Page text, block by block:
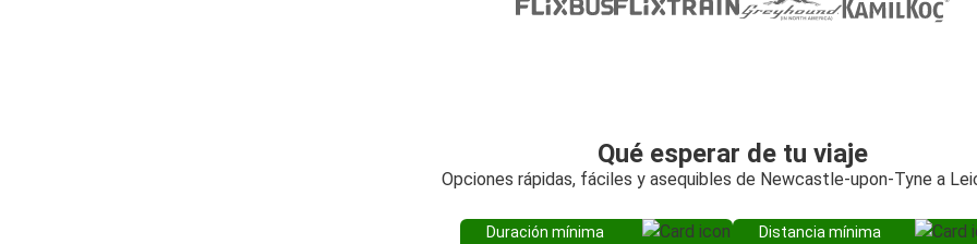
Qué esperar de tu viaje
Opciones rápidas, fáciles y asequibles de Newcastle-upon-Tyne a
Duración mínima
Distancia mínima